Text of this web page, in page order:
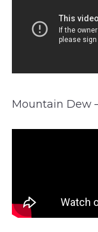
Mountain Dew